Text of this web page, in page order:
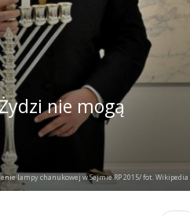
nie mogą
lampy chanukowej w Sejmie RP 2015/ fot. Wikipedia